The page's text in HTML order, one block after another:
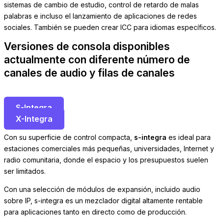
sistemas de cambio de estudio, control de retardo de malas
palabras e incluso el lanzamiento de aplicaciones de redes
sociales. También se pueden crear ICC para idiomas específicos.
Versiones de consola disponibles
actualmente con diferente número de
canales de audio y filas de canales
S-Integra
X-Integra
Con su superficie de control compacta, s-integra es ideal para
estaciones comerciales más pequeñas, universidades, Internet y
radio comunitaria, donde el espacio y los presupuestos suelen
ser limitados.
Con una selección de módulos de expansión, incluido audio
sobre IP, s-integra es un mezclador digital altamente rentable
para aplicaciones tanto en directo como de producción.